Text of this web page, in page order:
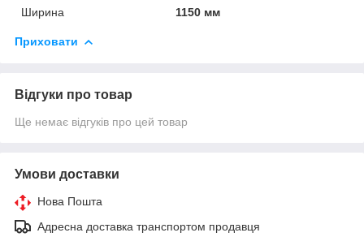
Ширина
1150 мм
Приховати
Відгуки про товар
Ще немає відгуків про цей товар
Умови доставки
Нова Пошта
Адресна доставка транспортом продавця